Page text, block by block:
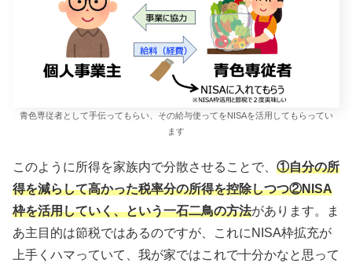
青色専従者として手伝ってもらい、その給与使ってをNISAを活用してもらってい
ます
このように所得を家族内で分散させることで、 ①自分の所
得を減らして高かった税率分の所得を控除しつつ②NISA
枠を活用していく、という一石二鳥の方法があります。ま
あ主目的は節税ではあるのですが、これにNISA枠拡充が
上手くハマっていて、我が家ではこれで十分かなと思って